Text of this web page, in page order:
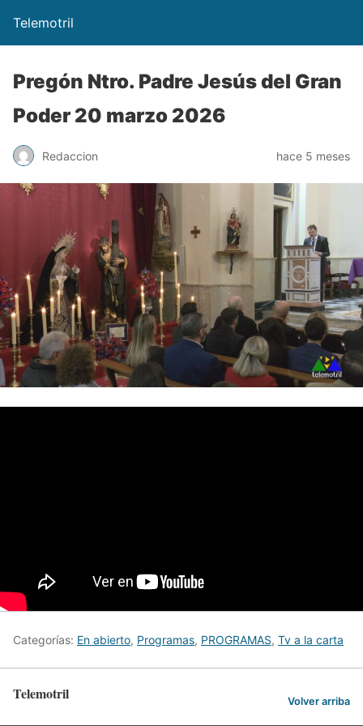
Telemotril
Pregón Ntro. Padre Jesús del Gran
Poder 20 marzo 2026
Redaccion hace 5 meses
Categorías: En abierto, Programas, PROGRAMAS, Tv a la carta
Telemotril Volver arriba